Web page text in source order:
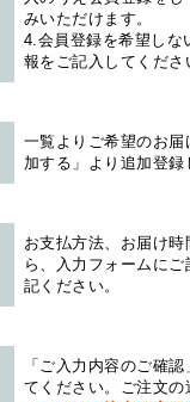
みいただけます。
4.会員登録を希望しな
報をご記入してくださ
一覧よりご希望のお
加する」より追加登
お支払方法、お届け
ら、入力フォームに
記ください。
「ご入力内容のご確
てください。ご注文